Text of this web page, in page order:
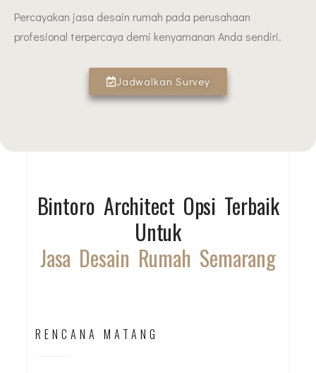
Percayakan jasa desain rumah pada perusahaan
profesional terpercaya demi kenyamanan Anda sendiri.
Jadwalkan Survey
Bintoro Architect Opsi Terbaik
Untuk
Jasa Desain Rumah Semarang
RENCANA MATANG